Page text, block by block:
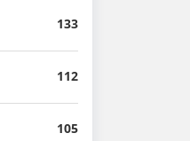
133
112
105